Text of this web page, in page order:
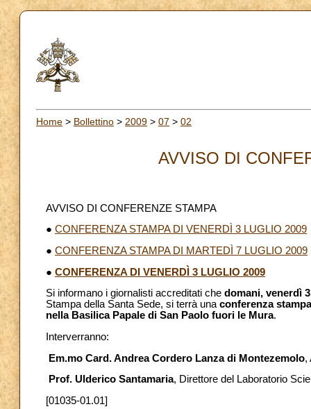
Home > Bollettino > 2009 > 07 > 02
AVVISO DI
AVVISO DI CONFERENZE STAMPA
● CONFERENZA STAMPA DI VENERDÌ 3 LUGLIO 2009
● CONFERENZA STAMPA DI MARTEDÌ 7 LUGLIO 2009
● CONFERENZA DI VENERDÌ 3 LUGLIO 2009
Si informano i giornalisti accreditati che domani, venerdì
Stampa della Santa Sede, si terrà unaconferenza
nella Basilica Papale di San Paolo fuori le Mura.
Interverranno:
Em.mo Card. Andrea Cordero Lanza di Montezemolo,
Prof. Ulderico Santamaria, Direttore del Laboratorio
[01035-01.01]